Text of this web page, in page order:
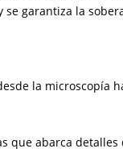
garantiza la
la microscopía
que abarca detalles